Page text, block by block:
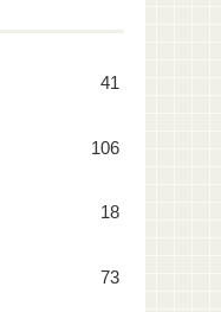
41
106
18
73